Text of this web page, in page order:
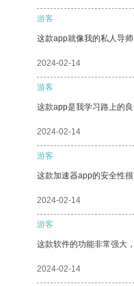
游客
这款app就像我的私人导
2024-02-14
游客
这款app是我学习路上的
2024-02-14
游客
这款加速器app的安全性
2024-02-14
游客
这款软件的功能非常强大
2024-02-14